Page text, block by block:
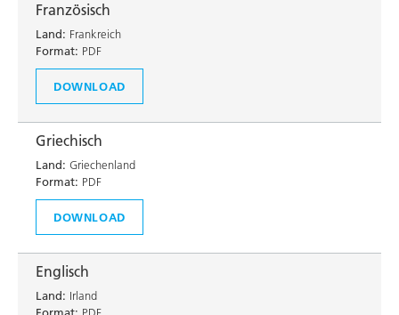
Französisch
Land: Frankreich
Format: PDF
DOWNLOAD
Griechisch
Land: Griechenland
Format: PDF
DOWNLOAD
Englisch
Land: Irland